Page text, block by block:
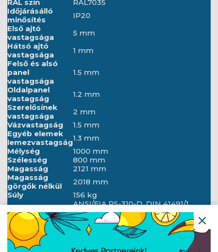
RAL szín
RAL7035
Időjárásálló
minősítés
IP20
Első ajtó
vastagsága
5 mm
Hátsó ajtó
vastagsága
1 mm
Felső és alsó
panel
vastagsága
1.5 mm
Oldalpanel
vastagság
1.2 mm
Szerelősínek
vastagsága
2 mm
Vázvastagság
1.5 mm
Egyéb elemek
lemezvastagság1.3 mm
Mélység
1000 mm
Szélesség
800 mm
Magasság
2121 mm
Magasság
görgők nélkül
2018 mm
Súly
156 kg
Standard
ANSI/EIA RS-310-D, DIN 41491/1.
RÉSZ, DIN 41494/7. RÉSZ, ETSI,
IEC297-2:1982
Földelés
részletei
Első ajtó, Hátsó ajtó, Keret
Első zár, Földelő kábel, Függőleges